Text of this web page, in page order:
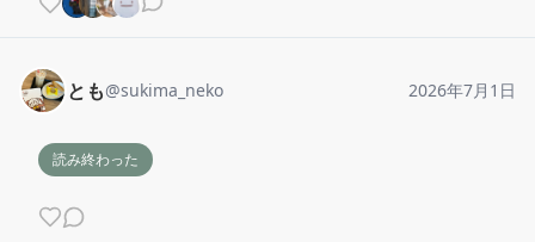
とも@sukima_neko 2026年7月1日
読み終わった